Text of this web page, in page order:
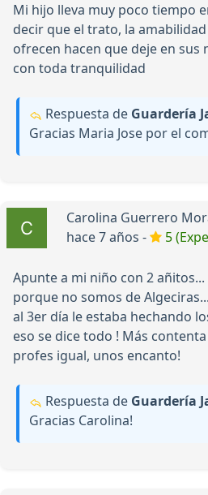
Mi hijo lleva muy poco tiempo
decir que el trato, la
ofrecen hacen que deje en sus
con toda tranquilidad
Respuesta de Guardería
Gracias Maria Jose por el
Carolina Guerrero
hace 7 años -
5
Apunte a mi niño con 2
porque no somos de
al 3er día le estaba hechando
eso se dice todo ! Más
profes igual, unos encanto!
Respuesta de Guardería
Gracias Carolina!